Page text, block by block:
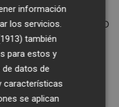
No sabéis lo
un lujo. Lo
el
un “gran
información
los servicios.
también
para estos y
datos de
características
se aplican